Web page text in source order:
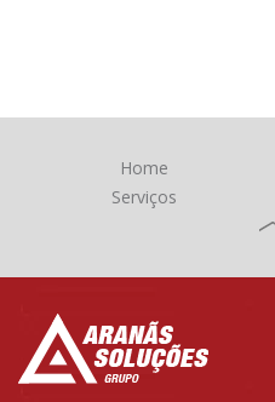
Home
Serviços